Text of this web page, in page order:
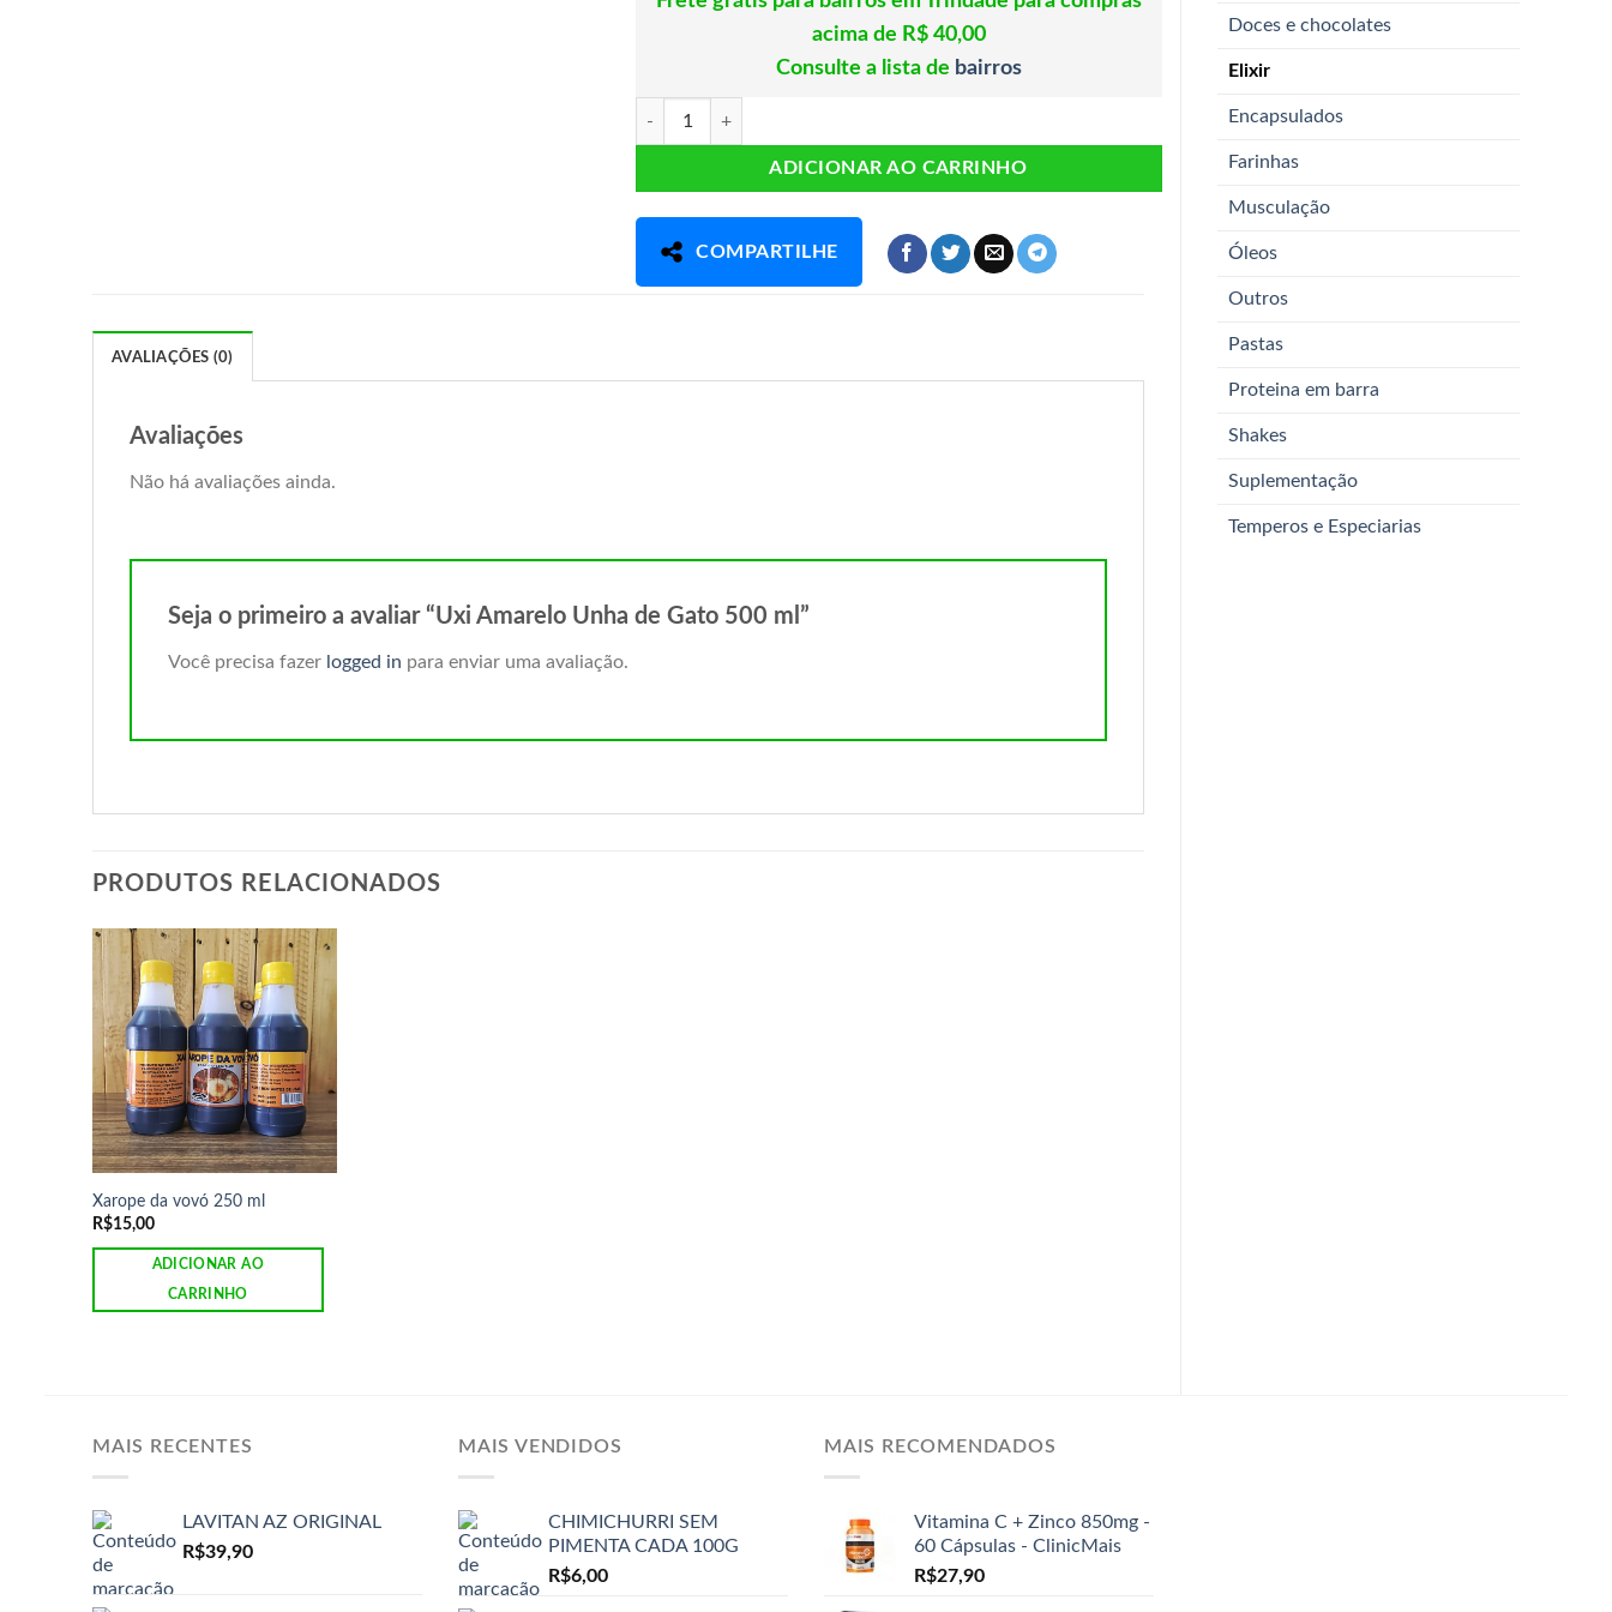
Doces e chocolates
Elixir
Encapsulados
Farinhas
Musculação
Óleos
Outros
Pastas
Proteina em barra
Shakes
Suplementação
Temperos e Especiarias
acima de R$ 40,00
Consulte a lista de bairros
Uxi Amarelo Unha de Gato 500 ml quantidade
ADICIONAR AO CARRINHO
COMPARTILHE
AVALIAÇÕES (0)
Avaliações
Não há avaliações ainda.
Seja o primeiro a avaliar “Uxi Amarelo Unha de Gato 500 ml”
Você precisa fazer logged in para enviar uma avaliação.
PRODUTOS RELACIONADOS
Xarope da vovó 250 ml
R$15,00
ADICIONAR AO
CARRINHO
MAIS RECENTES
LAVITAN AZ ORIGINAL
R$39,90
MAIS VENDIDOS
CHIMICHURRI SEM
PIMENTA CADA 100G
R$6,00
MAIS RECOMENDADOS
Vitamina C + Zinco 850mg -
60 Cápsulas - ClinicMais
R$27,90